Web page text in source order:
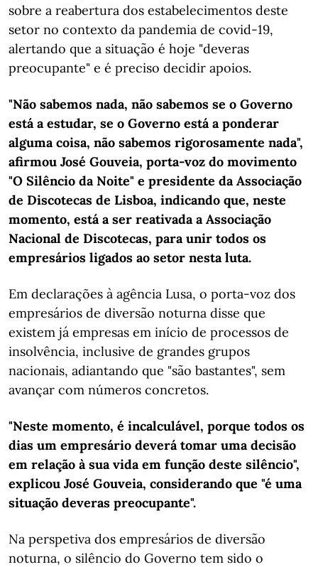
sobre a reabertura dos estabelecimentos deste
setor no contexto da pandemia de covid-19,
alertando que a situação é hoje "deveras
preocupante" e é preciso decidir apoios.
"Não sabemos nada, não sabemos se o Governo
está a estudar, se o Governo está a ponderar
alguma coisa, não sabemos rigorosamente nada",
afirmou José Gouveia, porta-voz do movimento
"O Silêncio da Noite" e presidente da Associação
de Discotecas de Lisboa, indicando que, neste
momento, está a ser reativada a Associação
Nacional de Discotecas, para unir todos os
empresários ligados ao setor nesta luta.
Em declarações à agência Lusa, o porta-voz dos
empresários de diversão noturna disse que
existem já empresas em início de processos de
insolvência, inclusive de grandes grupos
nacionais, adiantando que "são bastantes", sem
avançar com números concretos.
"Neste momento, é incalculável, porque todos os
dias um empresário deverá tomar uma decisão
em relação à sua vida em função deste silêncio",
explicou José Gouveia, considerando que "é uma
situação deveras preocupante".
Na perspetiva dos empresários de diversão
noturna, o silêncio do Governo tem sido o